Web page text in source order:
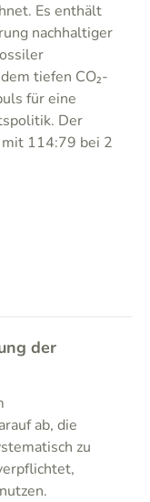
Es enthält
nachhaltiger
tiefen CO₂-
für eine
Der
114:79 bei 2
der
ab, die
zu